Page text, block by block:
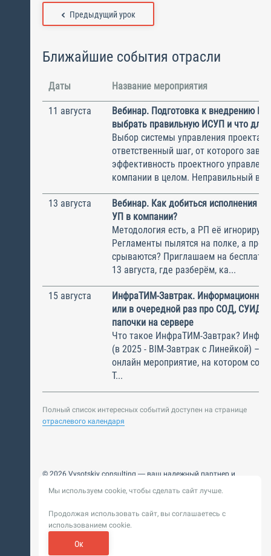
Предыдущий урок
Ближайшие события отрасли
Даты Название мероприятия
11 августа
Вебинар. Подготовка к внедрению
выбрать правильную ИСУП и что для
Выбор системы управления
ответственный шаг, от которого
эффективность проектного
компании в целом. Неправильный
13 августа
Вебинар. Как добиться исполнения
УП в компании?
Методология есть, а РП её
Регламенты пылятся на полке, а
срываются? Приглашаем на
13 августа, где разберём, ка...
15 августа
ИнфраТИМ-Завтрак.
или в очередной раз про СОД, СУИД и
папочки на сервере
Что такое ИнфраТИМ-Завтрак?
(в 2025 - BIM-Завтрак с Линейкой) –
онлайн мероприятие, на котором
Т...
Полный список интересных событий доступен на странице
отраслевого календаря
© 2026 Vysotskiy consulting — ваш надежный партнер и
Цифровизация, BIM, ИИ. Внедряем и оптимизируем
Пользовательское
соглашение
Политика обработки персональных
данных
Мы используем cookie, чтобы сделать сайт лучше.
Продолжая использовать сайт, вы соглашаетесь с
использованием cookie.
Ок